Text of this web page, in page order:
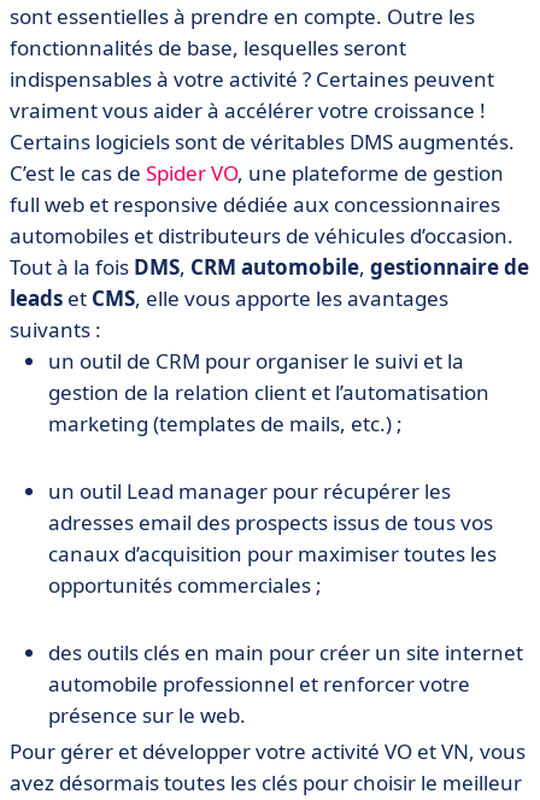
sont essentielles à prendre en compte. Outre les
fonctionnalités de base, lesquelles seront
indispensables à votre activité ? Certaines peuvent
vraiment vous aider à accélérer votre croissance !
Certains logiciels sont de véritables DMS augmentés.
C’est le cas de Spider VO, une plateforme de gestion
full web et responsive dédiée aux concessionnaires
automobiles et distributeurs de véhicules d’occasion.
Tout à la fois DMS, CRM automobile, gestionnaire de
leads et CMS, elle vous apporte les avantages
suivants :
un outil de CRM pour organiser le suivi et la
gestion de la relation client et l’automatisation
marketing (templates de mails, etc.) ;
un outil Lead manager pour récupérer les
adresses email des prospects issus de tous vos
canaux d’acquisition pour maximiser toutes les
opportunités commerciales ;
des outils clés en main pour créer un site internet
automobile professionnel et renforcer votre
présence sur le web.
Pour gérer et développer votre activité VO et VN, vous
avez désormais toutes les clés pour choisir le meilleur